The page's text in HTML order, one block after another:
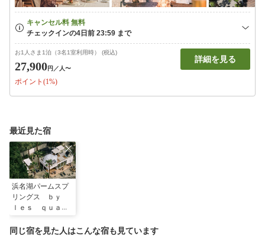
お1人さま1泊（3名1室利用時） (税込)
27,900円 ／人〜
ポイント(1%)
詳細を見る
最近見た宿
浜名湖パームスプ
リングス ｂｙ
ｌｅｓ ｑｕａｔ
ｎｓ
同じ宿を見た人はこんな宿も見ています